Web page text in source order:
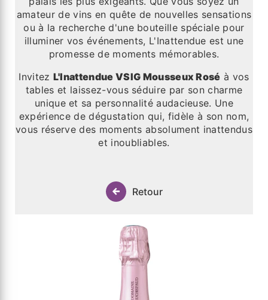
amateur de vins en quête de nouvelles sensations
ou à la recherche d'une bouteille spéciale pour
illuminer vos événements, L'Inattendue est une
promesse de moments mémorables.
Invitez L'Inattendue VSIG Mousseux Rosé à vos
tables et laissez-vous séduire par son charme
unique et sa personnalité audacieuse. Une
expérience de dégustation qui, fidèle à son nom,
vous réserve des moments absolument inattendus
et inoubliables.
Retour